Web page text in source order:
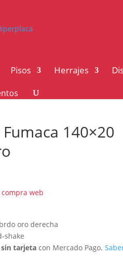
Pisos Herrajes
140×20
oro derecha
sin tarjeta con Mercado Pago.